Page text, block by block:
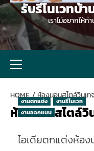
รับรีโนเวทบ้
เราไม่อยากให้
Menu
HOME ห้องนอนสไตล์วินเท
ห้องนอนสไตล์วิ
งานตกแต่ง
งานรีโนเวท
งานออกแบบ
ไอเดียตกแต่งห้อง